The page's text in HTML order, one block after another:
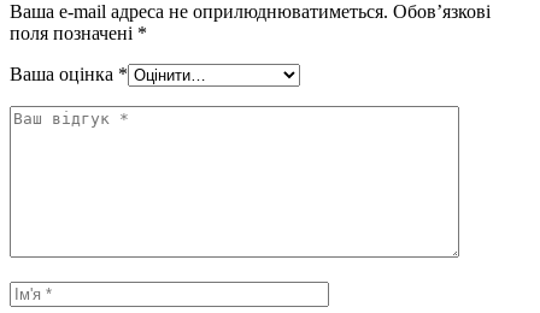
Ваша e-mail адреса не оприлюднюватиметься. Обов’язкові
поля позначені *
Ваша оцінка *